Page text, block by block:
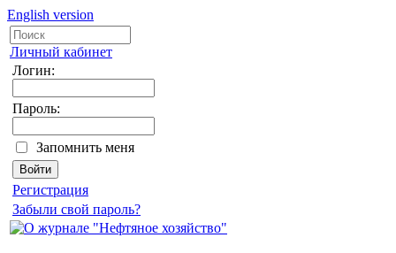
English version
Личный кабинет
Логин:
Пароль:
Запомнить меня
Регистрация
Забыли свой пароль?